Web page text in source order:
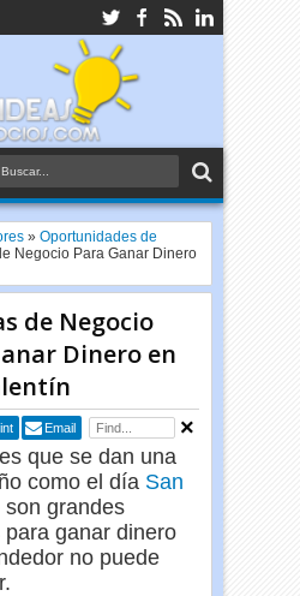
»Oportunidades de
Negocio Para Ganar Dinero
de Negocio
Dinero en
Email
que se dan una
como el día San
son grandes
ganar dinero
no puede